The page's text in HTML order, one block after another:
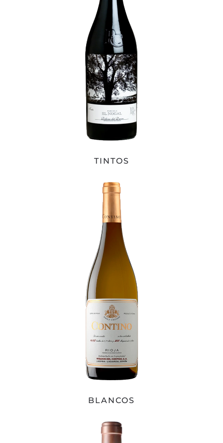
TINTOS
BLANCOS